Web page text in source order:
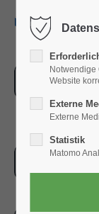
Notwendige
Website
Externe
Externe
Statistik
Matomo